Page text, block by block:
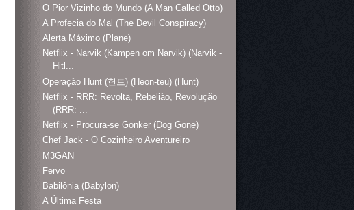
O Pior Vizinho do Mundo (A Man Called Otto)
A Profecia do Mal (The Devil Conspiracy)
Alerta Máximo (Plane)
Netflix - Narvik (Kampen om Narvik) (Narvik -
Hitl...
Operação Hunt (헌트) (Heon-teu) (Hunt)
Netflix - RRR: Revolta, Rebelião, Revolução
(RRR: ...
Netflix - Procura-se Gonker (Dog Gone)
Chef Jack - O Cozinheiro Aventureiro
M3GAN
Fervo
Babilônia (Babylon)
A Última Festa